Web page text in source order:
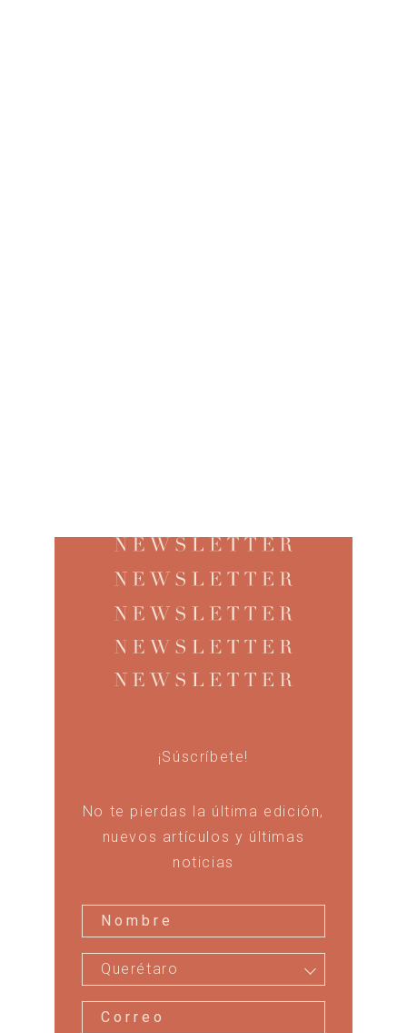
¡Súscríbete!
No te pierdas la última edición,
nuevos artículos y últimas
noticias
Querétaro